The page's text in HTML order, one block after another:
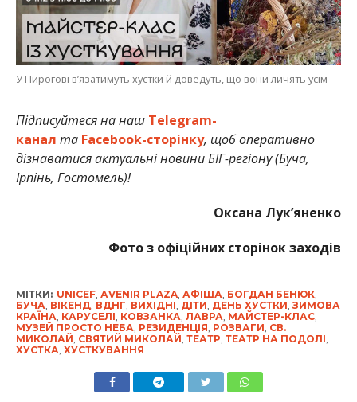
У Пирогові в’язатимуть хустки й доведуть, що вони личять усім
Підписуйтеся на наш Telegram-
канал та Facebook-сторінку, щоб оперативно
дізнаватися актуальні новини БІГ-регіону (Буча,
Ірпінь, Гостомель)!
Оксана Лук’яненко
Фото з офіційних сторінок заходів
МІТКИ: UNICEF, АVENIR PLAZA, АФІША БОГДАН БЕНЮК,
БУЧА ВІКЕНД, ВДНГ ВИХІДНІ ДІТИ ДЕНЬ ХУСТКИ ЗИМОВА
КРАЇНА КАРУСЕЛІ КОВЗАНКА ЛАВРА МАЙСТЕР-КЛАС,
МУЗЕЙ ПРОСТО НЕБА РЕЗИДЕНЦІЯ РОЗВАГИ СВ.
МИКОЛАЙ СВЯТИЙ МИКОЛАЙ ТЕАТР ТЕАТР НА ПОДОЛІ
ХУСТКА ХУСТКУВАННЯ